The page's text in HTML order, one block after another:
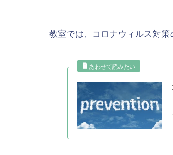
教室では、コロナウィルス対策